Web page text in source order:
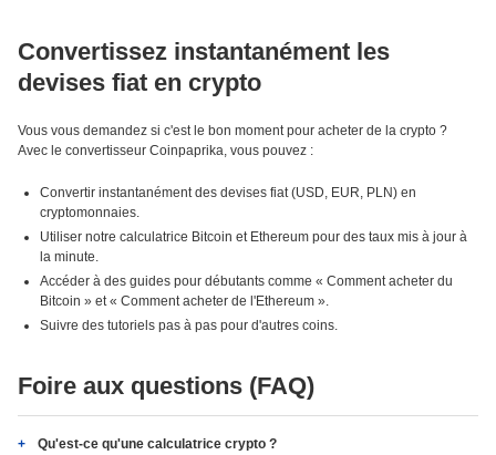
Convertissez instantanément les
devises fiat en crypto
Vous vous demandez si c'est le bon moment pour acheter de la crypto ?
Avec le convertisseur Coinpaprika, vous pouvez :
Convertir instantanément des devises fiat (USD, EUR, PLN) en
cryptomonnaies.
Utiliser notre calculatrice Bitcoin et Ethereum pour des taux mis à jour à
la minute.
Accéder à des guides pour débutants comme « Comment acheter du
Bitcoin » et « Comment acheter de l'Ethereum ».
Suivre des tutoriels pas à pas pour d'autres coins.
Foire aux questions (FAQ)
Qu'est-ce qu'une calculatrice crypto ?